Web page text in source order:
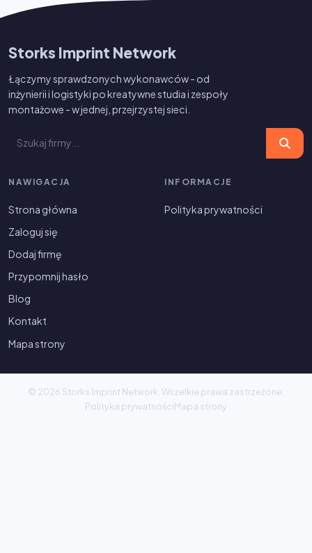
Storks Imprint Network
Łączymy sprawdzonych wykonawców - od
inżynierii i logistyki po kreatywne studia i zespoły
montażowe - w jednej, przejrzystej sieci.
NAWIGACJA
Strona główna
Zaloguj się
Dodaj firmę
Przypomnij hasło
Blog
Kontakt
Mapa strony
INFORMACJE
Polityka prywatności
© 2026 Storks Imprint Network. Wszelkie prawa zastrzeżone.
Polityka prywatnościMapa strony